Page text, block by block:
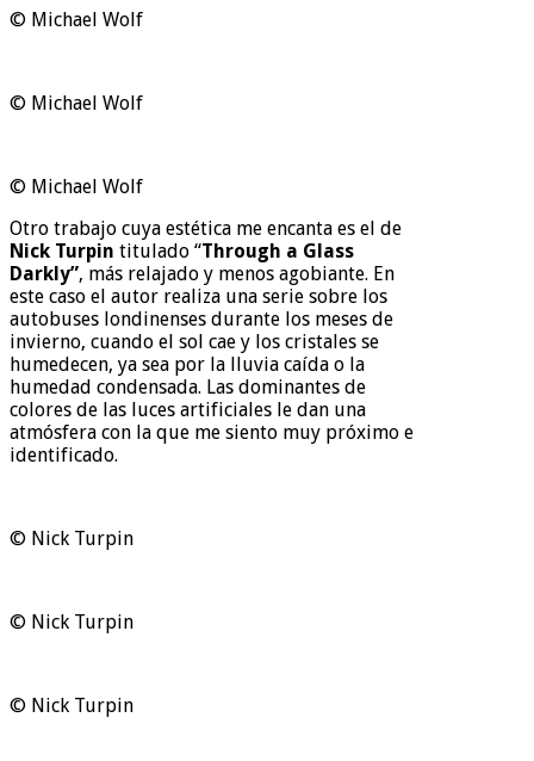
© Michael Wolf
© Michael Wolf
© Michael Wolf
Otro trabajo cuya estética me encanta es el de
Nick Turpin titulado “Through a Glass
Darkly”, más relajado y menos agobiante. En
este caso el autor realiza una serie sobre los
autobuses londinenses durante los meses de
invierno, cuando el sol cae y los cristales se
humedecen, ya sea por la lluvia caída o la
humedad condensada. Las dominantes de
colores de las luces artificiales le dan una
atmósfera con la que me siento muy próximo e
identificado.
© Nick Turpin
© Nick Turpin
© Nick Turpin